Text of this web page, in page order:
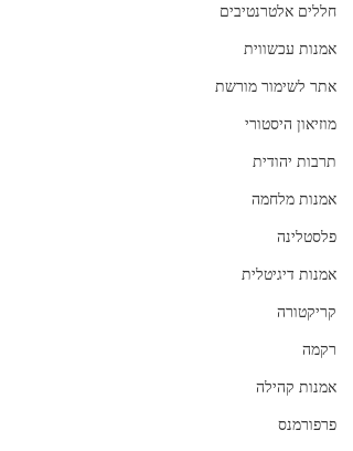
חללים אלטרנטיבים
אמנות עכשווית
אתר לשימור מורשת
מוזיאון היסטורי
תרבות יהודית
אמנות מלחמה
פלסטלינה
אמנות דיגיטלית
קריקטורה
רקמה
אמנות קהילה
פרפורמנס